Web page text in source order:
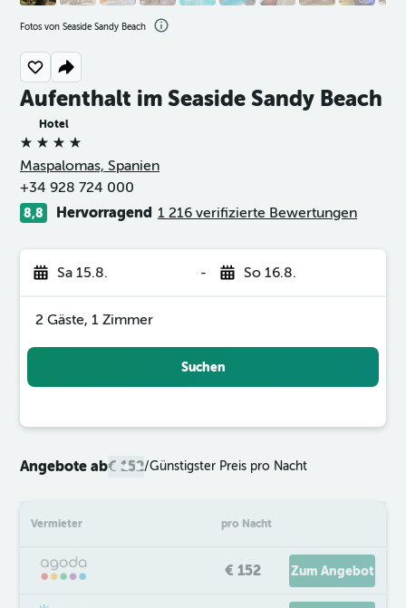
Aufenthalt im Seaside Sandy Beach
Hotel
4 Sterne
Maspalomas, Spanien
+34 928 724 000
8,8 Hervorragend 1 216 verifizierte Bewertungen
Sa 15.8. - So 16.8.
2 Gäste, 1 Zimmer
Suchen
Angebote ab€ 152/Günstigster Preis pro Nacht
Vermieter pro Nacht
€ 152 Zum Angebot
Fotos von Seaside Sandy Beach